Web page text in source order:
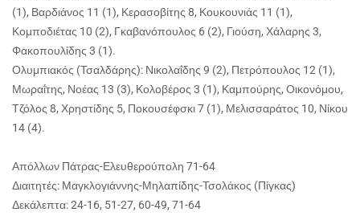
(1), Βαρδιάνος 11 (1), Κερασοβίτης 8, Κουκουνιάς 11 (1),
Κομποδιέτας 10 (2), Γκαβανόπουλος 6 (2), Γιούση, Χάλαρης 3,
Φακοπουλίδης 3 (1).
Ολυμπιακός (Τσαλδάρης): Νικολαΐδης 9 (2), Πετρόπουλος 12 (1),
Μωραΐτης, Νοέας 13 (3), Κολοβέρος 3 (1), Καμπούρης, Οικονόμου,
Τζόλος 8, Χρηστίδης 5, Ποκουσέφσκι 7 (1), Μελισσαράτος 10, Νίκου
14 (4).
Απόλλων Πάτρας-Ελευθερούπολη 71-64
Διαιτητές: Μαγκλογιάννης-Μηλαπίδης-Τσολάκος (Πίγκας)
Δεκάλεπτα: 24-16, 51-27, 60-49, 71-64